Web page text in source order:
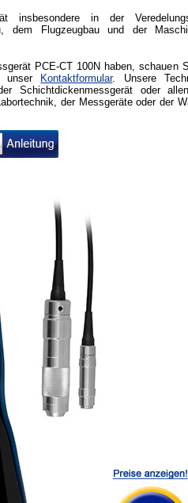
insbesondere in der
dem Flugzeugbau und der
PCE-CT 100N haben, schauen
unser
Kontaktformular. Unsere
Schichtdickenmessgerät oder
der Messgeräte oder der